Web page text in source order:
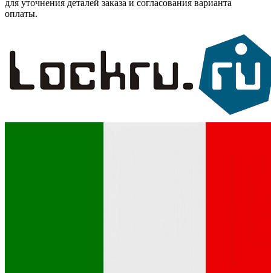
для уточнения деталей заказа и согласования варианта
оплаты.